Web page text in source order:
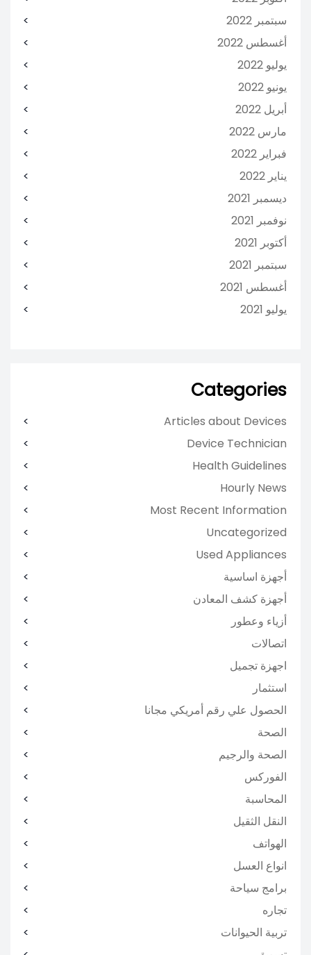
سبتمبر 2022
أغسطس 2022
يوليو 2022
يونيو 2022
أبريل 2022
مارس 2022
فبراير 2022
يناير 2022
ديسمبر 2021
نوفمبر 2021
أكتوبر 2021
سبتمبر 2021
أغسطس 2021
يوليو 2021
Categories
Articles about Devices
Device Technician
Health Guidelines
Hourly News
Most Recent Information
Uncategorized
Used Appliances
أجهزة اساسية
أجهزة كشف المعادن
أزياء وعطور
اتصالات
اجهزة تجميل
استثمار
الحصول علي رقم أمريكي مجانا
الصحة
الصحة والرجيم
الفوركس
المحاسبة
النقل الثقيل
الهواتف
انواع العسل
برامج سياحة
تجاره
تربية الحيوانات